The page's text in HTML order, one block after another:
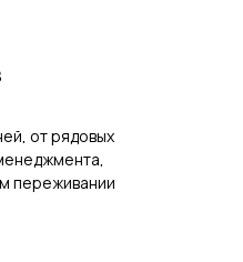
от рядовых
переживании